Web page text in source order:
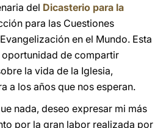
del Dicasterio para la
para las Cuestiones
en el Mundo. Esta
de compartir
la vida de la Iglesia,
a los años que nos esperan.
nada, deseo expresar mi más
por la gran labor realizada por